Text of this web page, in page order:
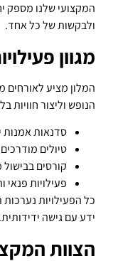
המקצועי שלנו מספק
ולבקשות של כל אחד.
מגוון
המלון מציע לאורחים
הנופש וליצור חוויות
סדנאות אמנות
טיולים
קורסים בבישול
פעילויות פנאי
כל הפעילויות
ידע עם גישה ידידותית.
הצוות